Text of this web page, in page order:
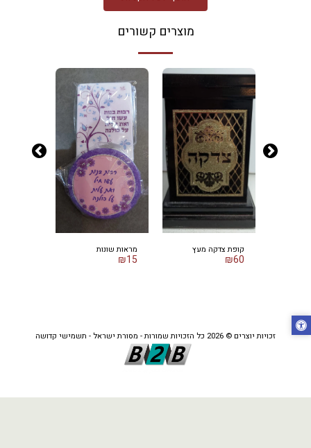
מוצרים קשורים
קופת צדקה מעץ
₪60
מראות שונות
₪15
זכויות יוצרים © 2026 כל הזכויות שמורות - מסורת ישראל - תשמישי קדושה